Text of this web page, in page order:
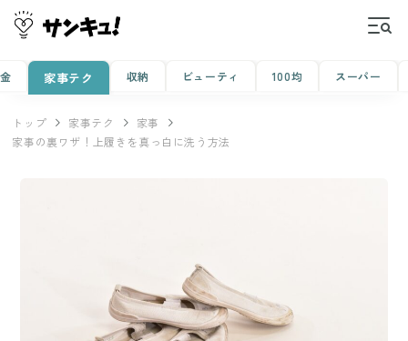
家事テク 収納 ビューティ 100均 スーパー
トップ 家事テク
家事
家事の裏ワザ！上履きを真っ白に洗う方法